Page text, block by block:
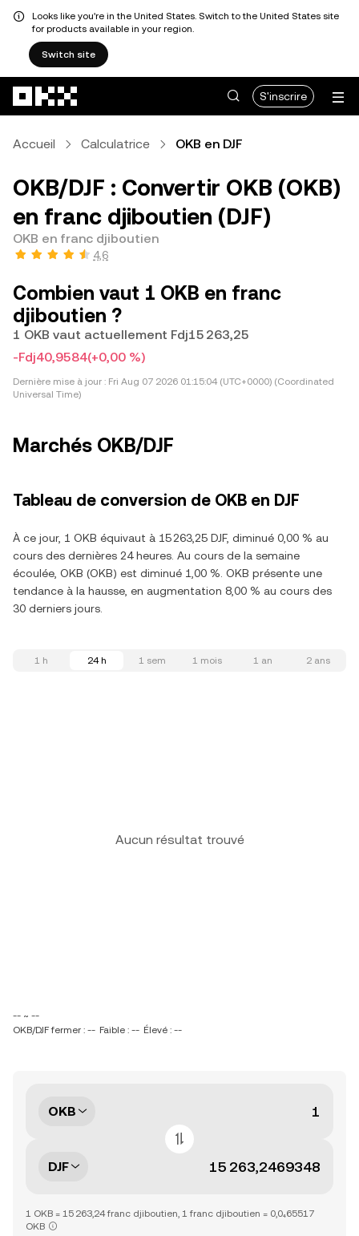
Looks like you're in the United States. Switch to the United States site
for products available in your region.
Switch site
S'inscrire
Accueil Calculatrice OKB en DJF
OKB/DJF : Convertir OKB (OKB)
en franc djiboutien (DJF)
OKB en franc djiboutien
4,6
Combien vaut 1 OKB en franc
djiboutien ?
1 OKB vaut actuellement Fdj15 263,25
-Fdj40,9584(+0,00 %)
Dernière mise à jour : Fri Aug 07 2026 01:15:04 (UTC+0000) (Coordinated
Universal Time)
Marchés OKB/DJF
Tableau de conversion de OKB en DJF
À ce jour, 1 OKB équivaut à 15 263,25 DJF, diminué 0,00 % au
cours des dernières 24 heures. Au cours de la semaine
écoulée, OKB (OKB) est diminué 1,00 %. OKB présente une
tendance à la hausse, en augmentation 8,00 % au cours des
30 derniers jours.
1 h 24 h 1 sem 1 mois 1 an 2 ans
Aucun résultat trouvé
-- ~ --
OKB/DJF fermer : -- Faible : -- Élevé : --
OKB
DJF
1 OKB = 15 263,24 franc djiboutien, 1 franc djiboutien = 0,0₄65517
OKB